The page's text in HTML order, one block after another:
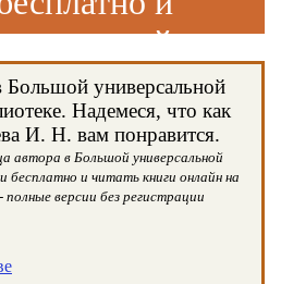
онлайн
Большой универсальной
Надемеся, что как
И. Н. вам понравится.
автора в Большой универсальной
бесплатно и читать книги онлайн на
версии без регистрации